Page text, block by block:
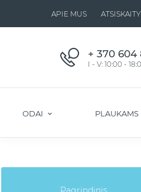
APIE MUS
+ 370 604
I - V: 10:00 -
ODAI PLAUKAMS